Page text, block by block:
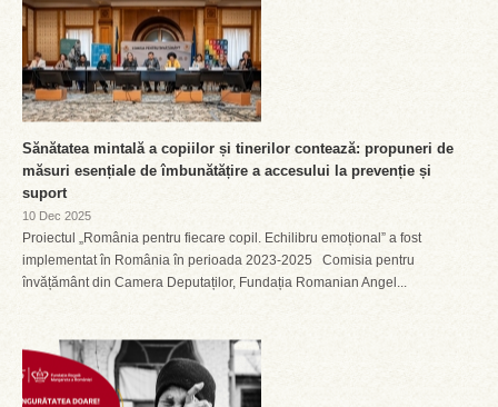
Sănătatea mintală a copiilor și tinerilor contează: propuneri de
măsuri esențiale de îmbunătățire a accesului la prevenție și
suport
10 Dec 2025
Proiectul „România pentru fiecare copil. Echilibru emoțional” a fost
implementat în România în perioada 2023-2025 Comisia pentru
învățământ din Camera Deputaților, Fundația Romanian Angel...